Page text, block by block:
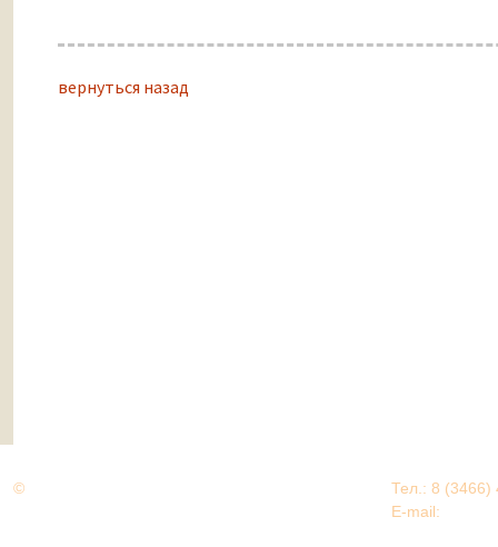
вернуться назад
©
Тел.: 8 (3466)
E-mail: